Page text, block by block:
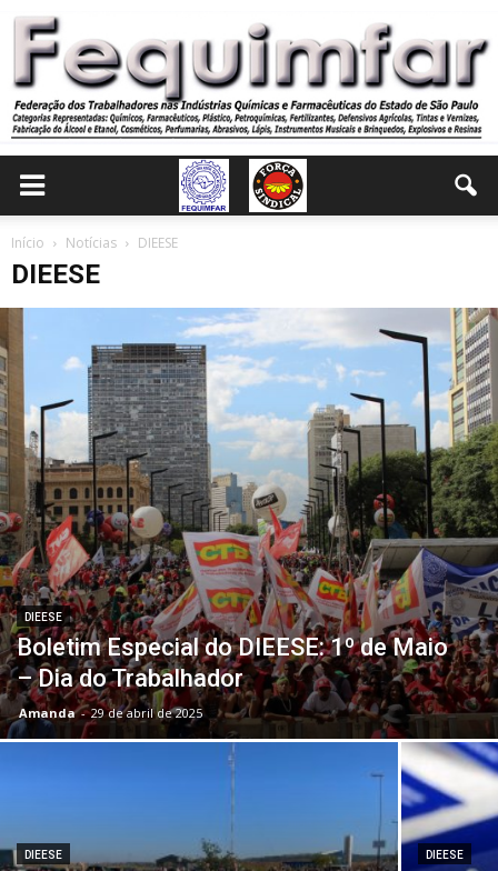
Início Notícias DIEESE
DIEESE
DIEESE
Boletim Especial do DIEESE: 1º de Maio
– Dia do Trabalhador
Amanda - 29 de abril de 2025
DIEESE DIEESE